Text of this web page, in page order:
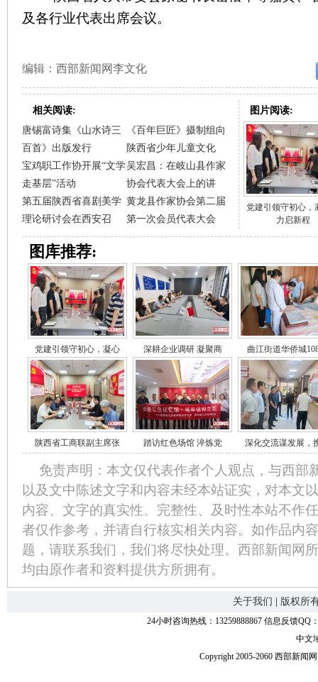
及各行业代表出席会议。
编辑：西部新闻网李文化
相关阅读:
唐锡富诗集《山水诗三
百首》出版发行
《百年巨匠》摄制组向
陕西省少年儿童文化
宝鸡职工作协开展“文学
走基层”活动
吴宏昌：在岐山县作家
协会代表大会上的讲
第五届陕西省喜剧美学
理论研讨会在西安召
黄龙县作家协会第二届
第一次会员代表大会
图片阅读:
党建引领守初心，
力启新程
图库推荐:
党建引领守初心，凝心 深耕企业调研 凝聚商 曲江街道华侨城
陕西省工商联副主席张 踏访红色场馆 淬炼党 深化交流谋发展，
免责声明：本文仅代表作者个人观点，与西部
以及文中陈述文字和内容未经本站证实，对本文
内容、文字的真实性、完整性、及时性本站不作
者仅作参考，并请自行核实相关内容。如作品内
题，请联系我们，我们将尽快处理。西部新闻网
均由原作者和资料提供方所拥有。
关于我们 版权所
24小时咨询热线：13259888867 信息反馈QQ
中文
Copyright 2005-2060 西部新闻